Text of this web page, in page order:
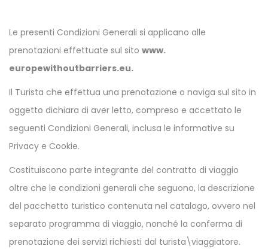
Le presenti Condizioni Generali si applicano alle
prenotazioni effettuate sul sito www.
europewithoutbarriers.eu.
Il Turista che effettua una prenotazione o naviga sul sito in
oggetto dichiara di aver letto, compreso e accettato le
seguenti Condizioni Generali, inclusa le informative su
Privacy e Cookie.
Costituiscono parte integrante del contratto di viaggio
oltre che le condizioni generali che seguono, la descrizione
del pacchetto turistico contenuta nel catalogo, ovvero nel
separato programma di viaggio, nonché la conferma di
prenotazione dei servizi richiesti dal turista\viaggiatore.